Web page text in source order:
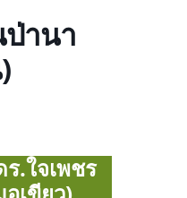
านา
.ใจเพชร